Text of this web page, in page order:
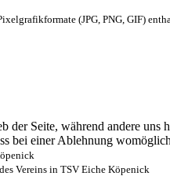
Seite, während andere
bei einer Ablehnung
(JPG, PNG, GIF)
Vereins in TSV Eiche Köpenick